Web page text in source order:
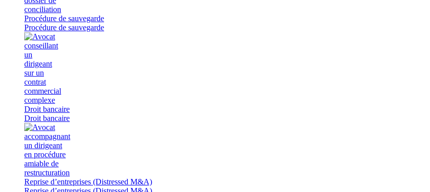
Procédure de sauvegarde
Procédure de sauvegarde
Droit bancaire
Droit bancaire
Reprise d’entreprises (Distressed M&A)